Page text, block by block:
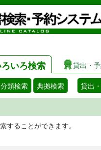
ろいろ検索 貸出・
類検索 典拠検索 貸出
することができます。